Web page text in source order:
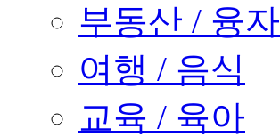
부동산 / 융자
여행 / 음식
교육 / 육아